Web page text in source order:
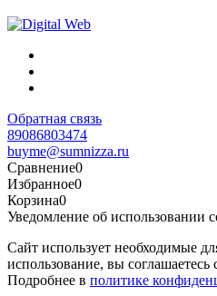
Обратная связь
89086803474
buyme@sumnizza.ru
Сравнение0
Избранное0
Корзина0
Уведомление об использовании
Сайт использует необходимые
использование, вы
Подробнее в политике